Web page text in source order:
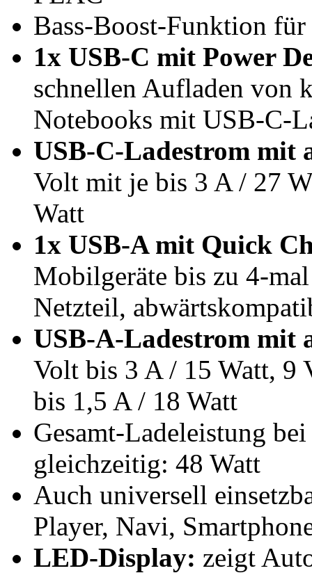
Bass-Boost-Funktion für
1x USB-C mit Power
schnellen Aufladen von
Notebooks mit USB-C-
USB-C-Ladestrom mit
Volt mit je bis 3 A / 27
Watt
1x USB-A mit Quick
Mobilgeräte bis zu 4-
Netzteil,
USB-A-Ladestrom mit
Volt bis 3 A / 15 Watt, 9
bis 1,5 A / 18 Watt
Gesamt-Ladeleistung
gleichzeitig: 48 Watt
Auch universell
Player, Navi,
LED-Display: zeigt